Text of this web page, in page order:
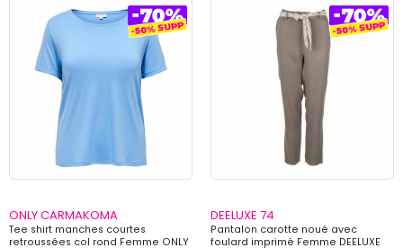
ONLY CARMAKOMA
Tee shirt manches courtes
retroussées col rond Femme ONLY
DEELUXE 74
Pantalon carotte noué avec
foulard imprimé Femme DEELUXE